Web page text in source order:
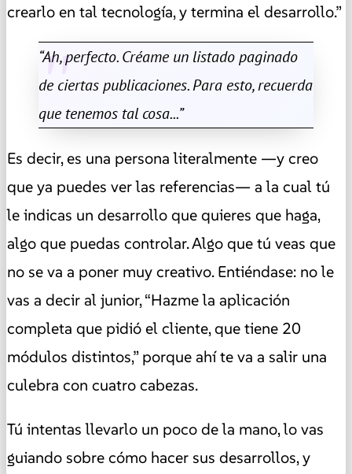
crearlo en tal tecnología, y termina el desarrollo.”
“Ah, perfecto. Créame un listado paginado
de ciertas publicaciones. Para esto, recuerda
que tenemos tal cosa...”
Es decir, es una persona literalmente —y creo
que ya puedes ver las referencias— a la cual tú
le indicas un desarrollo que quieres que haga,
algo que puedas controlar. Algo que tú veas que
no se va a poner muy creativo. Entiéndase: no le
vas a decir al junior, “Hazme la aplicación
completa que pidió el cliente, que tiene 20
módulos distintos,” porque ahí te va a salir una
culebra con cuatro cabezas.
Tú intentas llevarlo un poco de la mano, lo vas
guiando sobre cómo hacer sus desarrollos, y